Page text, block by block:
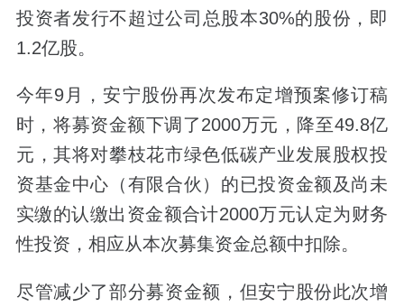
投资者发行不超过公司总股本30%的股份，即
1.2亿股。
今年9月，安宁股份再次发布定增预案修订稿
时，将募资金额下调了2000万元，降至49.8亿
元，其将对攀枝花市绿色低碳产业发展股权投
资基金中心（有限合伙）的已投资金额及尚未
实缴的认缴出资金额合计2000万元认定为财务
性投资，相应从本次募集资金总额中扣除。
尽管减少了部分募资金额，但安宁股份此次增